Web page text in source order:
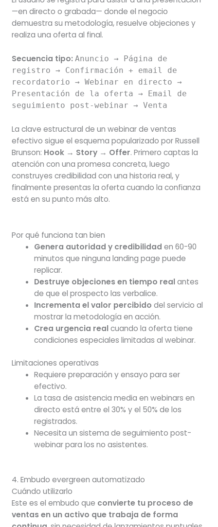
—en directo o grabada— donde el negocio
demuestra su metodología, resuelve objeciones y
realiza una oferta al final.
Secuencia tipo: Anuncio → Página de
registro → Confirmación + email de
recordatorio → Webinar en directo →
Presentación de la oferta → Email de
seguimiento post-webinar → Venta
La clave estructural de un webinar de ventas
efectivo sigue el esquema popularizado por Russell
Brunson: Hook → Story → Offer. Primero captas la
atención con una promesa concreta, luego
construyes credibilidad con una historia real, y
finalmente presentas la oferta cuando la confianza
está en su punto más alto.
Por qué funciona tan bien
Genera autoridad y credibilidad en 60-90
minutos que ninguna landing page puede
replicar.
Destruye objeciones en tiempo realantes
de que el prospecto las verbalice.
Incrementa el valor percibido del servicio al
mostrar la metodología en acción.
Crea urgencia realcuando la oferta tiene
condiciones especiales limitadas al webinar.
Limitaciones operativas
Requiere preparación y ensayo para ser
efectivo.
La tasa de asistencia media en webinars en
directo está entre el 30% y el 50% de los
registrados.
Necesita un sistema de seguimiento post-
webinar para los no asistentes.
4. Embudo evergreen automatizado
Cuándo utilizarlo
Este es el embudo que convierte tu proceso de
ventas en un activo que trabaja de forma